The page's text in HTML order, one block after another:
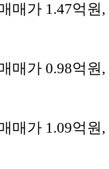
매가 1.47억
매가 0.98억
매가 1.09억